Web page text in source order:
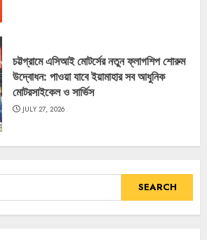
চট্টগ্রামে এসিআই মোটর্সের নতুন ফ্লাগশিপ শোরুম
উদ্বোধন: পাওয়া যাবে ইয়ামাহার সব আধুনিক
মোটরসাইকেল ও সার্ভিস
JULY 27, 2026